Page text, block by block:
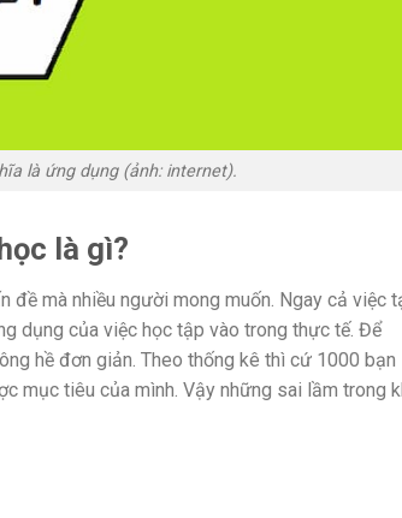
là ứng dụng (ảnh: internet).
là gì?
mà nhiều người mong muốn. Ngay cả việc
dụng của việc học tập vào trong thực tế. Để
hề đơn giản. Theo thống kê thì cứ 1000 bạn
mục tiêu của mình. Vậy những sai lầm trong